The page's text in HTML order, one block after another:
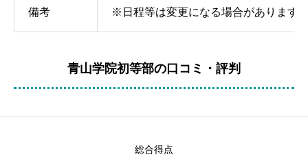
備考 ※日程等は変更になる場合があります
青山学院初等部の口コミ・評判
総合得点